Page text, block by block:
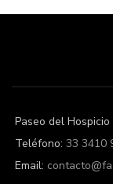
Paseo del Hospicio
Teléfono: 33 3410
Email: